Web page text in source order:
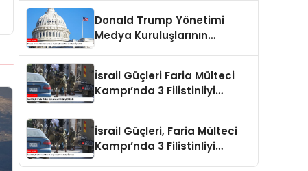
Donald Trump Yönetimi
Medya Kuruluşlarının
İsrail Güçleri Faria Mülteci
Kampı’nda 3 Filistinliyi
İsrail Güçleri, Faria Mülteci
Kampı’nda 3 Filistinliyi